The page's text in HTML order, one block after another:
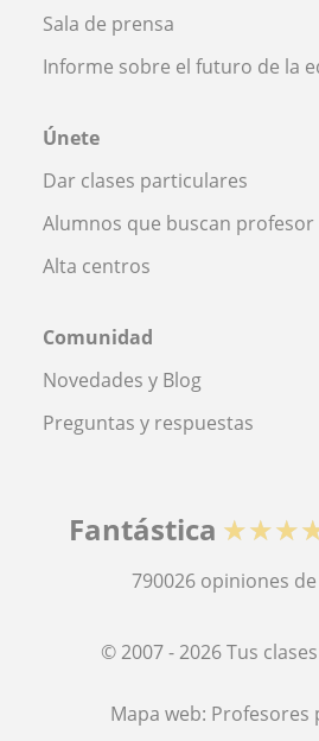
Sala de prensa
Informe sobre el futuro de la
Únete
Dar clases particulares
Alumnos que buscan profesor
Alta centros
Comunidad
Novedades y Blog
Preguntas y respuestas
Fantástica
790026 opiniones
© 2007 - 2026 Tus
Mapa web: Profesores